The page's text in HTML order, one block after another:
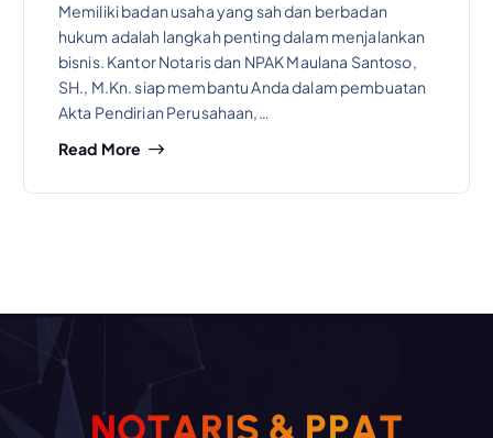
Memiliki badan usaha yang sah dan berbadan
hukum adalah langkah penting dalam menjalankan
bisnis. Kantor Notaris dan NPAK Maulana Santoso,
SH., M.Kn. siap membantu Anda dalam pembuatan
Akta Pendirian Perusahaan,…
Read More